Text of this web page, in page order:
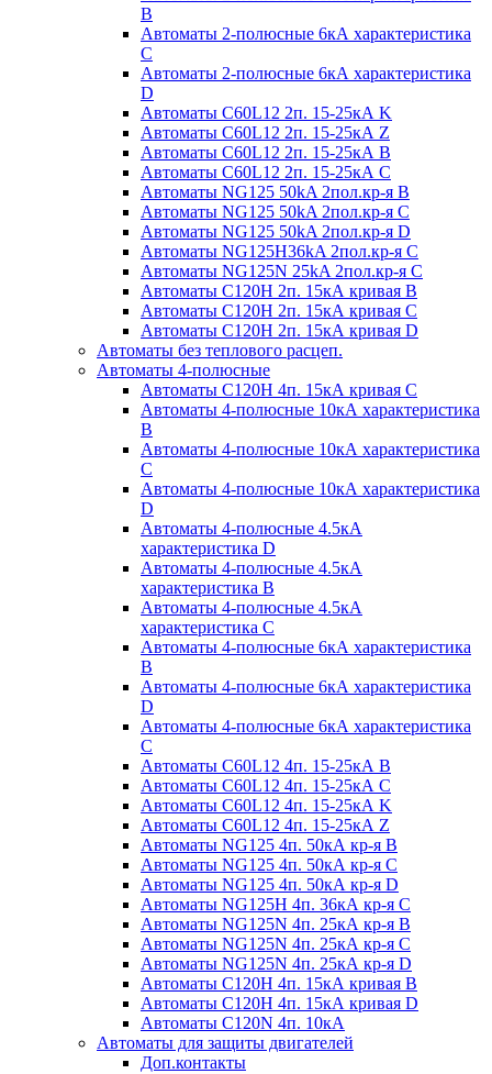
B
Автоматы 2-полюсные 6кА характеристика
C
Автоматы 2-полюсные 6кА характеристика
D
Автоматы C60L12 2п. 15-25кА K
Автоматы C60L12 2п. 15-25кА Z
Автоматы C60L12 2п. 15-25кА B
Автоматы C60L12 2п. 15-25кА C
Автоматы NG125 50kA 2пол.кр-я B
Автоматы NG125 50kA 2пол.кр-я C
Автоматы NG125 50kA 2пол.кр-я D
Автоматы NG125H36kA 2пол.кр-я C
Автоматы NG125N 25kA 2пол.кр-я C
Автоматы С120H 2п. 15кА кривая B
Автоматы С120H 2п. 15кА кривая C
Автоматы С120H 2п. 15кА кривая D
Автоматы без теплового расцеп.
Автоматы 4-полюсные
Автоматы С120H 4п. 15кА кривая C
Автоматы 4-полюсные 10кА характеристика
B
Автоматы 4-полюсные 10кА характеристика
C
Автоматы 4-полюсные 10кА характеристика
D
Автоматы 4-полюсные 4.5кА
характеристика D
Автоматы 4-полюсные 4.5кА
характеристика В
Автоматы 4-полюсные 4.5кА
характеристика С
Автоматы 4-полюсные 6кА характеристика
B
Автоматы 4-полюсные 6кА характеристика
D
Автоматы 4-полюсные 6кА характеристика
С
Автоматы C60L12 4п. 15-25кА B
Автоматы C60L12 4п. 15-25кА C
Автоматы C60L12 4п. 15-25кА K
Автоматы C60L12 4п. 15-25кА Z
Автоматы NG125 4п. 50кА кр-я B
Автоматы NG125 4п. 50кА кр-я C
Автоматы NG125 4п. 50кА кр-я D
Автоматы NG125H 4п. 36кА кр-я C
Автоматы NG125N 4п. 25кА кр-я B
Автоматы NG125N 4п. 25кА кр-я C
Автоматы NG125N 4п. 25кА кр-я D
Автоматы С120H 4п. 15кА кривая B
Автоматы С120H 4п. 15кА кривая D
Автоматы С120N 4п. 10кА
Автоматы для защиты двигателей
Доп.контакты